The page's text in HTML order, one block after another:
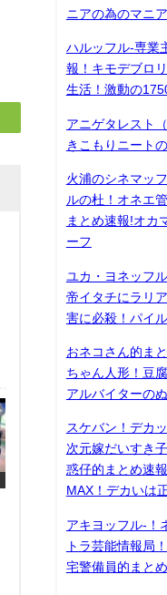
ニアの為のマニ
ハルッフル-専業
報！キモデブロ
生活！激動の
アニゲタレスト
きこもりニート
火浦のシネマッ
ルの杜！オネエ
まとめ速報!オカ
ーフ
ユカ・ヨネッフ
帝イタチにラリ
害に必殺！パイ
おネコさん的ま
ちゃん人形！豆
アルバイターの
スケバン！デカ
次元嫁だいすき
惑仔的まとめ速
MAX！デカいは
アキヨッフル-！
トラ芸能情報局
宅警備員的まとめ